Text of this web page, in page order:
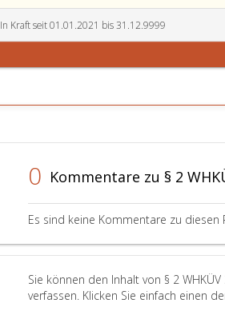
von
Klimaanlagen
gemäß
Paragraph
Umsatzsteuer
höchstens
das
in
der
Anlage
unter
In Kraft seit 01.01.2021 bis 31.12.9999
0 Kommentare zu § 2
Es sind keine Kommentare zu diesen
Sie können den Inhalt von § 2
verfassen. Klicken Sie einfach einen